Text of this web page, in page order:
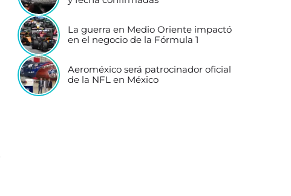
La guerra en Medio Oriente impactó
en el negocio de la Fórmula 1
Aeroméxico será patrocinador oficial
de la NFL en México